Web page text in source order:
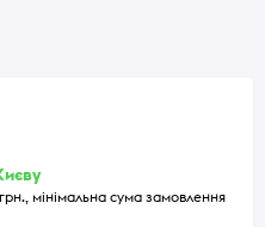
мінімальна сума замовлення